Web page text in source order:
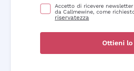
Accetto di ricevere
da Callmewine, come
riservatezza
Ottieni lo